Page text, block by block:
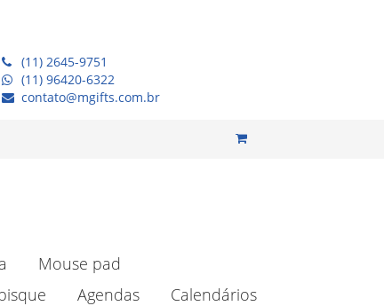
(11) 2645-9751
(11) 96420-6322
contato@mgifts.com.br
Mouse pad
Agendas
Calendários